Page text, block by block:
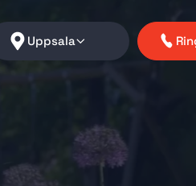
Uppsala